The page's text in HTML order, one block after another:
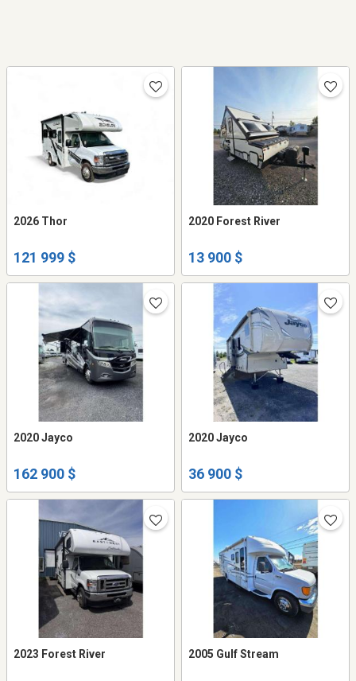
2026 Thor
121 999 $
2020 Forest River
13 900 $
2020 Jayco
162 900 $
2020 Jayco
36 900 $
2023 Forest River 2005 Gulf Stream